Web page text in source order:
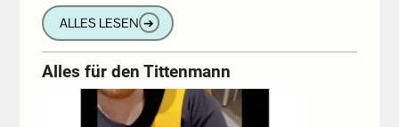
ALLES LESEN ➔
Alles für den Tittenmann